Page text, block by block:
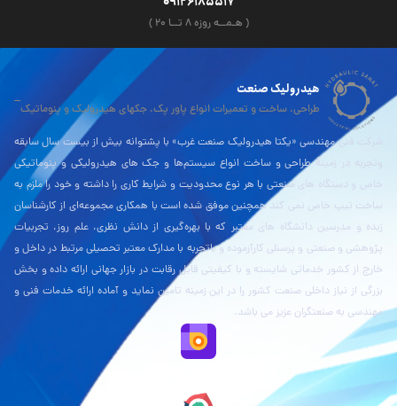
( هـمــه روزه ۸ تــا ۲۰ )
هیدرولیک صنعت
طراحی، ساخت و تعمیرات انواع پاور پک، جکهای هیدرولیک و پنوماتیک
شرکت فنی مهندسی «یکتا هیدرولیک صنعت غرب» با پشتوانه بیش از بیست سال سابقه
وتجربه در زمینۀ طراحی و ساخت انواع سیستم‌ها و جک های هیدرولیکی و پنوماتیکی
خاص و دستگاه های صنعتی با هر نوع محدودیت و شرایط کاری را داشته و خود را ملزم به
ساخت تیپ خاص نمی کند همچنین موفق شده است با همکاری مجموعه‌ای از کارشناسان
زبده و مدرسین دانشگاه های معتبر که با بهره‌گیری از دانش نظری، علم روز، تجربیات
پژوهشی و صنعتی و پرسنلی کارآزموده و باتجربه با مدارک معتبر تحصیلی مرتبط در داخل و
خارج از کشور خدماتی شایسته و با کیفیتی قابل رقابت در بازار جهانی ارائه داده و بخش
بزرگی از نیاز داخلی صنعت کشور را در این زمینه تامین نماید و آماده ارائه خدمات فنی و
مهندسی به صنعتگران عزیز می باشد.